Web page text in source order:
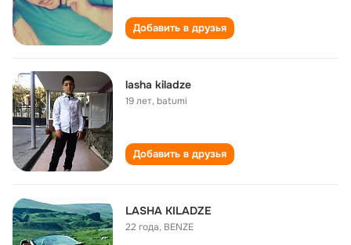
Добавить в друзья
lasha kiladze
19 лет,batumi
Добавить в друзья
LASHA KILADZE
22 года, BENZE